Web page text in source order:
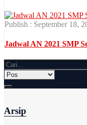
Publish : September 18,
Jadwal AN 2021 SMP
Arsip